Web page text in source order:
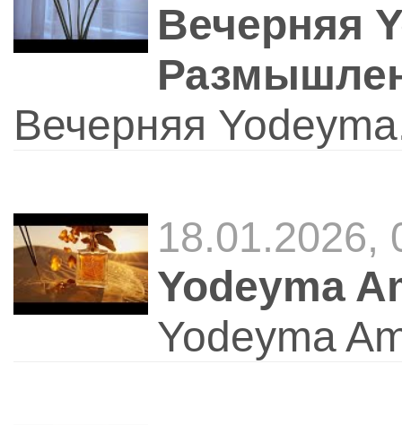
Вечерняя
Вечерняя
18.01.2026,
Yodeyma
Yodeyma